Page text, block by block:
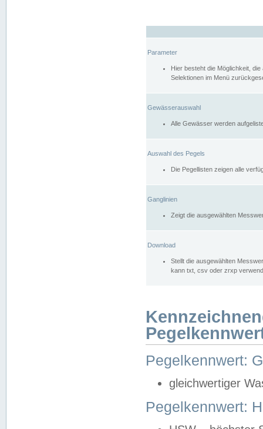
Parameter
Hier besteht die Möglichkeit,
Selektionen im Menü
Gewässerauswahl
Alle Gewässer werden
Auswahl des Pegels
Die Pegellisten zeigen alle
Ganglinien
Zeigt die ausgewählten
Download
Stellt die ausgewählten
kann txt, csv oder zrxp
Pegelkennwert:
gleichwertiger
Pegelkennwert: